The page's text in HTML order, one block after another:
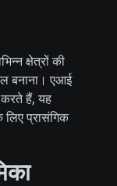
क्षेत्रों की
बनाना। एआई
करते हैं, यह
लिए प्रासंगिक